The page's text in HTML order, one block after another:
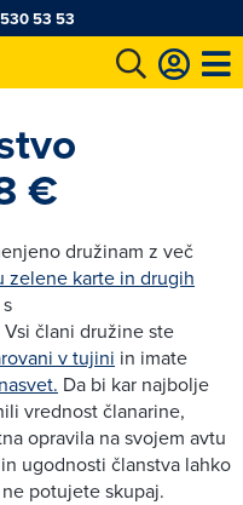
53 53
€
družinam z več
zelene karte in drugih
člani družine ste
v tujini in imate
Da bi kar najbolje
vrednost članarine,
opravila na svojem avtu
ugodnosti članstva lahko
potujete skupaj.